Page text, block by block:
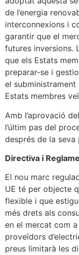
de l’energia
interconnexions i
garantir que el
futures inversions.
que els Estats
preparar-se i
el
Estats membres
Amb l’aprovació
l’últim pas del
després de la
Directiva i
El nou marc
UE té per objecte
flexible i que
més drets als
en el mercat com
proveïdors
preus limitarà les